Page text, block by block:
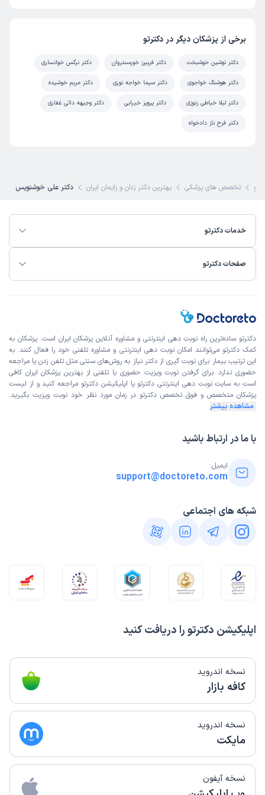
برخی از پزشکان دیگر در دکترتو
دکتر نوشین خوشبخت دکتر فریبرز خورسندروان دکتر نرگس خوانساری
دکتر هوشنگ خواجوی دکتر سیما خواجه نوری دکتر مریم خوشیده
دکتر لیلا خیاطی زنوزی دکتر پرویز خیرابی دکتر وجیهه دائی غفاری
دکتر فرح ناز دادخواه
تخصص های پزشکی بهترین دکتر زنان و زایمان ایران دکتر علی خوشنویس
خدمات دکترتو
صفحات دکترتو
اپلیکیشن دکترتو را دریافت کنید
نسخه اندروید
کافه بازار
نسخه اندروید
مایکت
نسخه آیفون
دکترتو ساده‌ترین راه نوبت‌ دهی اینترنتی و مشاوره آنلاین پزشکان ایران است. پزشکان به
کمک دکترتو می‌توانند امکان نوبت دهی اینترنتی و مشاوره تلفنی خود را فعال کنند. به
این ترتیب بیمار برای نوبت گیری از دکتر نیاز به روش‌های سنتی مثل تلفن زدن یا مراجعه
حضوری ندارد. برای گرفتن نوبت ویزیت حضوری یا تلفنی از بهترین پزشکان ایران کافی
است به سایت نوبت دهی اینترنتی دکترتو یا اپلیکیشن دکترتو مراجعه کنید و از لیست
پزشکان متخصص و فوق تخصص دکترتو در زمان مورد نظر خود نوبت ویزیت بگیرید.
مشاهده بیشتر
با ما در ارتباط باشید
ایمیل:
support@doctoreto.com
شبکه های اجتماعی